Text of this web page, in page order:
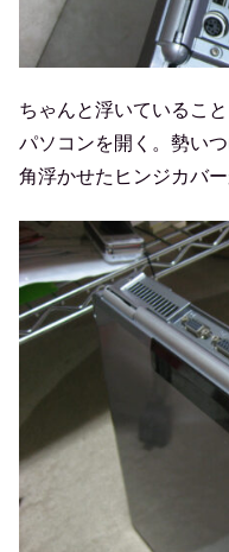
ちゃんと浮いているこ
パソコンを開く。勢い
角浮かせたヒンジカバー